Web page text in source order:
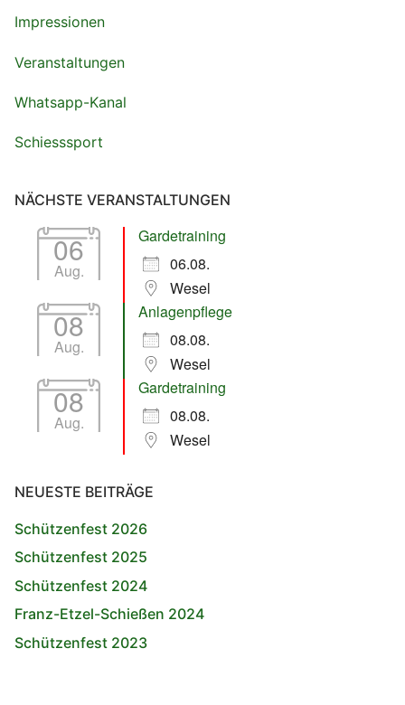
Impressionen
Veranstaltungen
Whatsapp-Kanal
Schiesssport
NÄCHSTE VERANSTALTUNGEN
06
Aug.
Gardetraining
06.08.
Wesel
08
Aug.
Anlagenpflege
08.08.
Wesel
08
Aug.
Gardetraining
08.08.
Wesel
NEUESTE BEITRÄGE
Schützenfest 2026
Schützenfest 2025
Schützenfest 2024
Franz-Etzel-Schießen 2024
Schützenfest 2023